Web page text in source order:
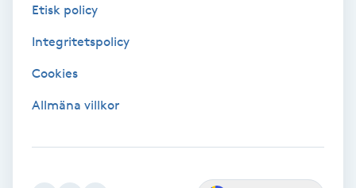
Spraytan
Stylist
Etisk policy
Integritetspolicy
Cookies
Allmäna villkor